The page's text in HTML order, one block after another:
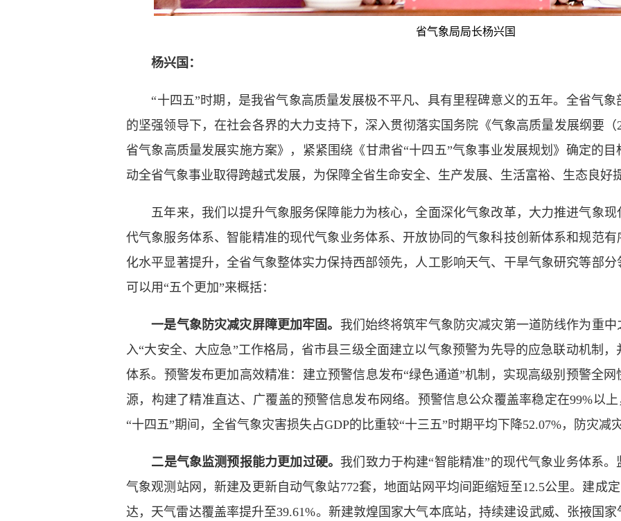
省气象局局长杨兴国
杨兴国：
“十四五”时期，是我省气象高质量发展极不平凡、具有里程碑意义的五年。全省气象
的坚强领导下，在社会各界的大力支持下，深入贯彻落实国务院《气象高质量发展纲要
省气象高质量发展实施方案》，紧紧围绕《甘肃省“十四五”气象事业发展规划》确定的
动全省气象事业取得跨越式发展，为保障全省生命安全、生产发展、生活富裕、生态良好
五年来，我们以提升气象服务保障能力为核心，全面深化气象改革，大力推进气象现
代气象服务体系、智能精准的现代气象业务体系、开放协同的气象科技创新体系和规范
化水平显著提升，全省气象整体实力保持西部领先，人工影响天气、干旱气象研究等部
可以用“五个更加”来概括：
一是气象防灾减灾屏障更加牢固。 我们始终将筑牢气象防灾减灾第一道防线作为重
入“大安全、大应急”工作格局，省市县三级全面建立以气象预警为先导的应急联动机制
体系。预警发布更加高效精准：建立预警信息发布“绿色通道”机制，实现高级别预警全
源，构建了精准直达、广覆盖的预警信息发布网络。预警信息公众覆盖率稳定在99%以
“十四五”期间，全省气象灾害损失占GDP的比重较“十三五”时期平均下降52.07%，防灾减
二是气象监测预报能力更加过硬。 我们致力于构建“智能精准”的现代气象业务体系
气象观测站网，新建及更新自动气象站772套，地面站网平均间距缩短至12.5公里。建成
达，天气雷达覆盖率提升至39.61%。新建敦煌国家大气本底站，持续建设武威、张掖国